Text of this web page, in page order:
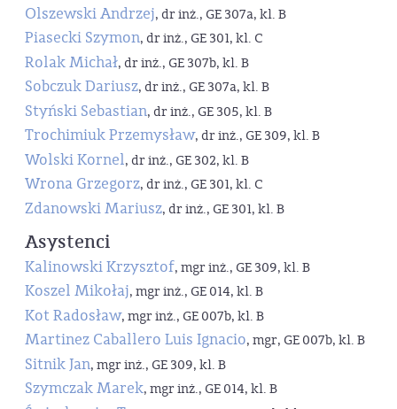
Olszewski Andrzej, dr inż., GE 307a, kl. B
Piasecki Szymon, dr inż., GE 301, kl. C
Rolak Michał, dr inż., GE 307b, kl. B
Sobczuk Dariusz, dr inż., GE 307a, kl. B
Styński Sebastian, dr inż., GE 305, kl. B
Trochimiuk Przemysław, dr inż., GE 309, kl. B
Wolski Kornel, dr inż., GE 302, kl. B
Wrona Grzegorz, dr inż., GE 301, kl. C
Zdanowski Mariusz, dr inż., GE 301, kl. B
Asystenci
Kalinowski Krzysztof, mgr inż., GE 309, kl. B
Koszel Mikołaj, mgr inż., GE 014, kl. B
Kot Radosław, mgr inż., GE 007b, kl. B
Martinez Caballero Luis Ignacio, mgr, GE 007b, kl. B
Sitnik Jan, mgr inż., GE 309, kl. B
Szymczak Marek, mgr inż., GE 014, kl. B